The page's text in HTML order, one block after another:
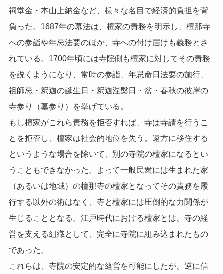
祠堂金・本山上納金など、様々な名目で経済的負担を背
負った。1687年の幕法は、檀家の責務を明示し、檀那寺
への参詣や年忌法要のほか、寺への付け届けも義務とさ
れている。1700年頃には寺院側も檀家に対してその責務
を説くようになり、常時の参詣、年忌命日法要の施行、
祖師忌・釈迦の誕生日・釈迦涅槃日・盆・春秋の彼岸の
寺参り（墓参り）を挙げている。
もし檀家がこれら責務を拒否すれば、寺は寺請を行うこ
とを拒否し、檀家は社会的地位を失う。遠方に移住する
というような場合を除いて、別の寺院の檀家になるとい
うこともできなかった。よって一般民衆には生まれた家
（あるいは地域）の檀那寺の檀家となってその責務を履
行する以外の術はなく、寺と檀家には圧倒的な力関係が
生じることとなる。江戸時代における檀家とは、寺の経
営を支える組織として、完全に寺院に組み込まれたもの
であった。
これらは、 寺院の安定的な経営を可能にしたが、逆に信